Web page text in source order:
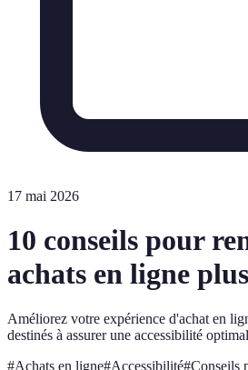
17 mai 2026
10 conseils pour
achats en ligne
Améliorez votre expérience d'achat en
destinés à assurer une accessibilité
#Achats en ligne#Accessibilité#Conseils